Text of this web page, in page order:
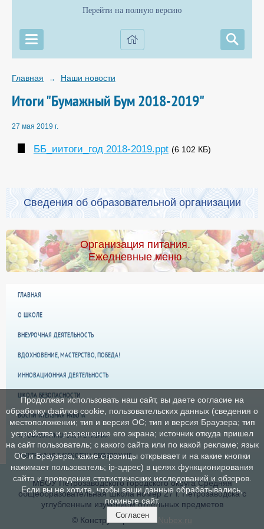
Перейти на полную версию
Главная → Наши новости
Итоги "Бумажный Бум 2018-2019"
27 мая 2019 г.
ББ_иитоги_год 2018-2019.ppt (6 102 КБ)
Сведения об образовательной организации
Организация питания.
Ежедневные меню
ГЛАВНАЯ
О ШКОЛЕ
ВНЕУРОЧНАЯ ДЕЯТЕЛЬНОСТЬ
ВДОХНОВЕНИЕ, МАСТЕРСТВО, ПОБЕДА!
ИННОВАЦИОННАЯ ДЕЯТЕЛЬНОСТЬ
ШКОЛА БЕЗОПАСНОСТИ
ВОСПИТАТЕЛЬНАЯ РАБОТА
«ПРОФИЛАКТИКА ЭКСТРЕМИЗМА»
ЭЛЕКТРОННАЯ БИБЛИОТЕКА ОБРАЗОВАНИЯ
МБОУ Петрозаводского городского округа Средняя
общеобразовательная Школа номер 27 г. Петрозаводска с
углубленным изучением отдельных предметов
© Конструктор сайтов
Nubex.ru
Продолжая использовать наш сайт, вы даете согласие на
обработку файлов cookie, пользовательских данных (сведения о
местоположении; тип и версия ОС; тип и версия Браузера; тип
устройства и разрешение его экрана; источник откуда пришел
на сайт пользователь; с какого сайта или по какой рекламе; язык
ОС и Браузера; какие страницы открывает и на какие кнопки
нажимает пользователь; ip-адрес) в целях функционирования
сайта и проведения статистических исследований и обзоров.
Если вы не хотите, чтобы ваши данные обрабатывались,
покиньте сайт.
Согласен